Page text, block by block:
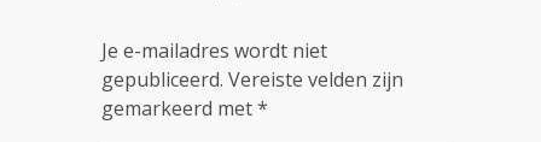
Je e-mailadres wordt niet
gepubliceerd. Vereiste velden zijn
gemarkeerd met*